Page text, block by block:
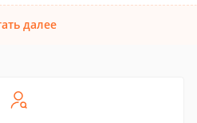
далее